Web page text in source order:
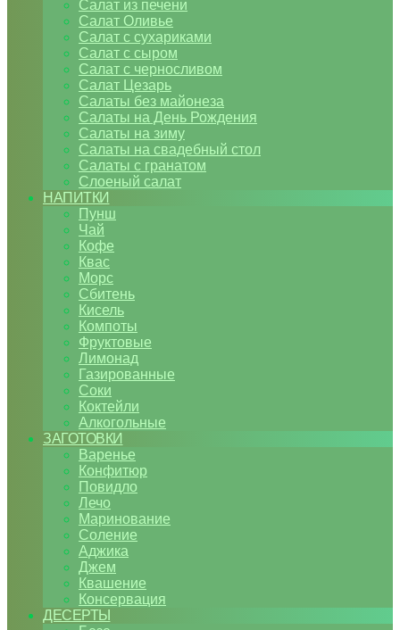
Салат из печени
Салат Оливье
Салат с сухариками
Салат с сыром
Салат с черносливом
Салат Цезарь
Салаты без майонеза
Салаты на День Рождения
Салаты на зиму
Салаты на свадебный стол
Салаты с гранатом
Слоеный салат
НАПИТКИ
Пунш
Чай
Кофе
Квас
Морс
Сбитень
Кисель
Компоты
Фруктовые
Лимонад
Газированные
Соки
Коктейли
Алкогольные
ЗАГОТОВКИ
Варенье
Конфитюр
Повидло
Лечо
Маринование
Соление
Аджика
Джем
Квашение
Консервация
ДЕСЕРТЫ